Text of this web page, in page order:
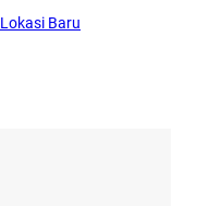
Lokasi Baru